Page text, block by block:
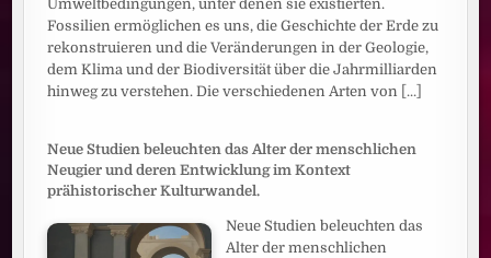
Umweltbedingungen, unter denen sie existierten.
Fossilien ermöglichen es uns, die Geschichte der Erde zu
rekonstruieren und die Veränderungen in der Geologie,
dem Klima und der Biodiversität über die Jahrmilliarden
hinweg zu verstehen. Die verschiedenen Arten von [...]
Neue Studien beleuchten das Alter der menschlichen
Neugier und deren Entwicklung im Kontext
prähistorischer Kulturwandel.
Neue Studien beleuchten das
Alter der menschlichen